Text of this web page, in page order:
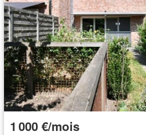
1 000 €/mois